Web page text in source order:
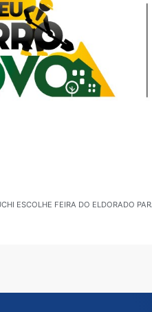
ESCOLHE FEIRA DO ELDORADO